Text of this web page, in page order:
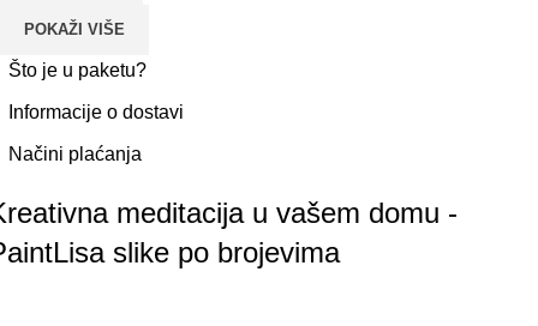
POKAŽI VIŠE
Što je u paketu?
Informacije o dostavi
Načini plaćanja
meditacija u vašem domu -
slike po brojevima